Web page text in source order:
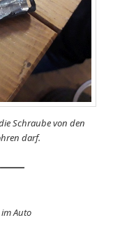
Schraube von den
darf.
Auto